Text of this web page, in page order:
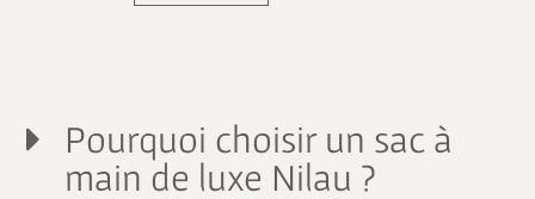
Pourquoi choisir un sac à
main de luxe Nilau ?